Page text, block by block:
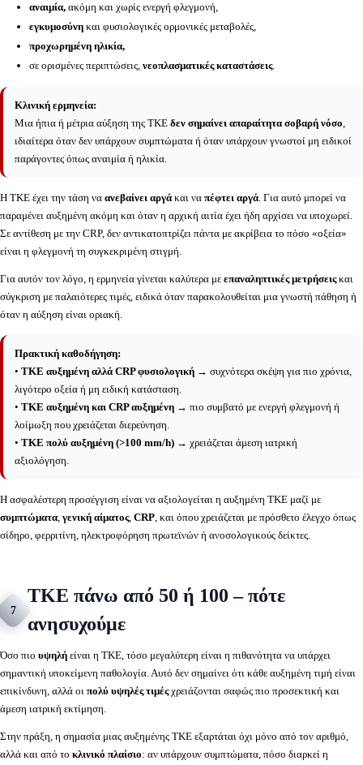
αναιμία, ακόμη και χωρίς ενεργή φλεγμονή,
εγκυμοσύνη και φυσιολογικές ορμονικές μεταβολές,
προχωρημένη ηλικία,
σε ορισμένες περιπτώσεις, νεοπλασματικές καταστάσεις.
Κλινική ερμηνεία:
Μια ήπια ή μέτρια αύξηση της ΤΚΕ δεν σημαίνει απαραίτητα σοβαρή νόσο,
ιδιαίτερα όταν δεν υπάρχουν συμπτώματα ή όταν υπάρχουν γνωστοί μη ειδικοί
παράγοντες όπως αναιμία ή ηλικία.
Η ΤΚΕ έχει την τάση να ανεβαίνει αργά και να πέφτει αργά. Για αυτό μπορεί να
παραμένει αυξημένη ακόμη και όταν η αρχική αιτία έχει ήδη αρχίσει να υποχωρεί.
Σε αντίθεση με την CRP, δεν αντικατοπτρίζει πάντα με ακρίβεια το πόσο «οξεία»
είναι η φλεγμονή τη συγκεκριμένη στιγμή.
Για αυτόν τον λόγο, η ερμηνεία γίνεται καλύτερα με επαναληπτικές μετρήσειςκαι
σύγκριση με παλαιότερες τιμές, ειδικά όταν παρακολουθείται μια γνωστή πάθηση ή
όταν η αύξηση είναι οριακή.
Πρακτική καθοδήγηση:
• ΤΚΕ αυξημένη αλλά CRP φυσιολογική → συχνότερα σκέψη για πιο χρόνια,
λιγότερο οξεία ή μη ειδική κατάσταση.
• ΤΚΕ αυξημένη και CRP αυξημένη → πιο συμβατό με ενεργή φλεγμονή ή
λοίμωξη που χρειάζεται διερεύνηση.
• ΤΚΕ πολύ αυξημένη (>100 mm/h) → χρειάζεται άμεση ιατρική
αξιολόγηση.
Η ασφαλέστερη προσέγγιση είναι να αξιολογείται η αυξημένη ΤΚΕ μαζί με
συμπτώματα, γενική αίματος, CRP, και όπου χρειάζεται με πρόσθετο έλεγχο όπως
σίδηρο, φερριτίνη, ηλεκτροφόρηση πρωτεϊνών ή ανοσολογικούς δείκτες.
7
ΤΚΕ πάνω από 50 ή 100 – πότε
ανησυχούμε
Όσο πιο υψηλή είναι η ΤΚΕ, τόσο μεγαλύτερη είναι η πιθανότητα να υπάρχει
σημαντική υποκείμενη παθολογία. Αυτό δεν σημαίνει ότι κάθε αυξημένη τιμή είναι
επικίνδυνη, αλλά οι πολύ υψηλές τιμέςχρειάζονται σαφώς πιο προσεκτική και
άμεση ιατρική εκτίμηση.
Στην πράξη, η σημασία μιας αυξημένης ΤΚΕ εξαρτάται όχι μόνο από τον αριθμό,
αλλά και από το κλινικό πλαίσιο: αν υπάρχουν συμπτώματα, πόσο διαρκεί η